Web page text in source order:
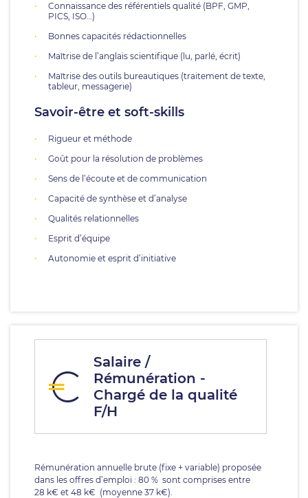
Connaissance des référentiels qualité (BPF, GMP,
PICS, ISO…)
Bonnes capacités rédactionnelles
Maîtrise de l’anglais scientifique (lu, parlé, écrit)
Maîtrise des outils bureautiques (traitement de texte,
tableur, messagerie)
Savoir-être et soft-skills
Rigueur et méthode
Goût pour la résolution de problèmes
Sens de l’écoute et de communication
Capacité de synthèse et d’analyse
Qualités relationnelles
Esprit d’équipe
Autonomie et esprit d’initiative
Salaire /
Rémunération -
Chargé de la qualité
F/H
Rémunération annuelle brute (fixe + variable) proposée
dans les offres d’emploi : 80 % sont comprises entre
28 k€ et 48 k€ (moyenne 37 k€).